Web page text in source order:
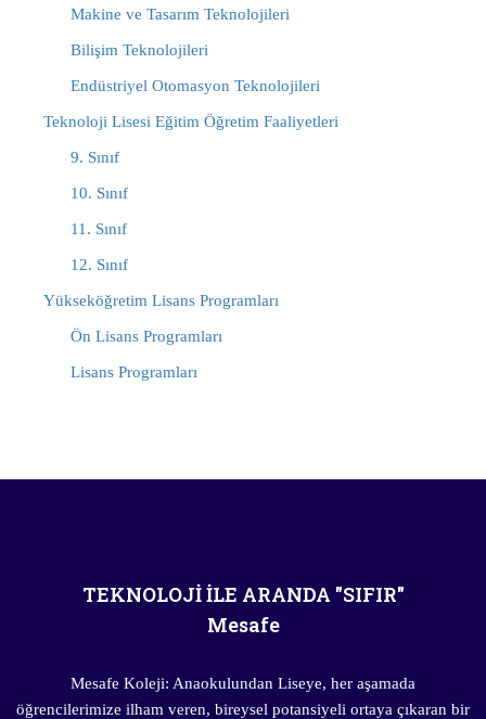
Makine ve Tasarım Teknolojileri
Bilişim Teknolojileri
Endüstriyel Otomasyon Teknolojileri
Teknoloji Lisesi Eğitim Öğretim Faaliyetleri
9. Sınıf
10. Sınıf
11. Sınıf
12. Sınıf
Yükseköğretim Lisans Programları
Ön Lisans Programları
Lisans Programları
TEKNOLOJİ İLE ARANDA "SIFIR"
Mesafe
Mesafe Koleji: Anaokulundan Liseye, her aşamada
öğrencilerimize ilham veren, bireysel potansiyeli ortaya çıkaran bir